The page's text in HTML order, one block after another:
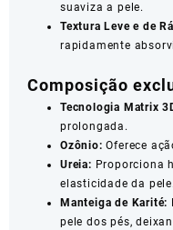
suaviza a pele.
Textura Leve e de
rapidamente
Composição
Tecnologia Matrix
prolongada.
Ozônio: Oferece
Ureia: Proporciona
elasticidade da pele.
Manteiga de Karité:
pele dos pés,